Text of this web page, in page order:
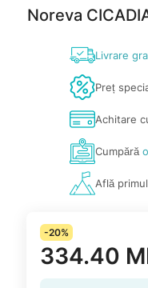
Noreva
Livrare
Preț
Achitare
Cumpără
Află
-20%
334.40